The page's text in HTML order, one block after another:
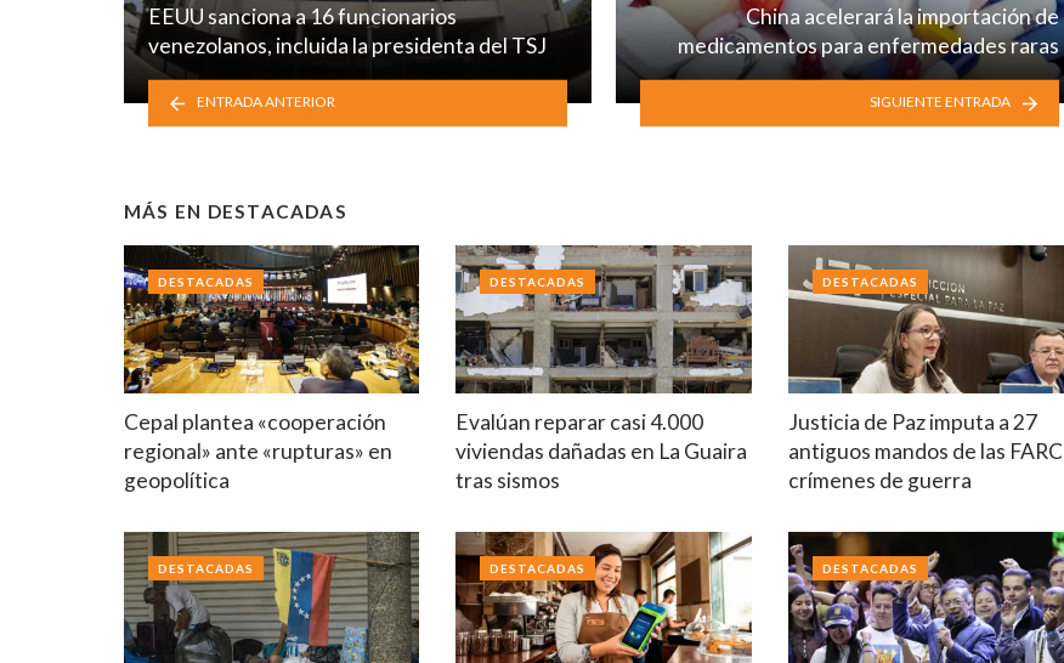
EEUU sanciona a 16 funcionarios
venezolanos, incluida la presidenta del TSJ
ENTRADA ANTERIOR
China acelerará la importación de
medicamentos para enfermedades raras
SIGUIENTE ENTRADA
MÁS EN DESTACADAS
Cepal plantea «cooperación
regional» ante «rupturas» en
geopolítica
DESTACADAS
Evalúan reparar casi 4.000
viviendas dañadas en La Guaira
tras sismos
DESTACADAS
Justicia de Paz imputa a 27
antiguos mandos de las FARC
crímenes de guerra
DESTACADAS
DESTACADAS DESTACADAS DESTACADAS